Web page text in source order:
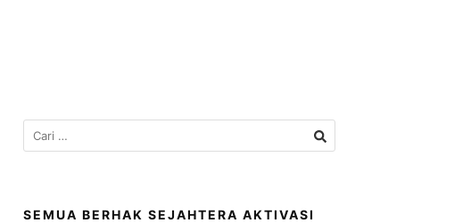
SEMUA BERHAK SEJAHTERA AKTIVASI